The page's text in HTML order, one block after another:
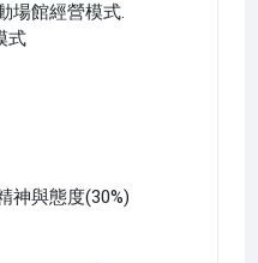
場館經營模式.
式
神與態度(30%)